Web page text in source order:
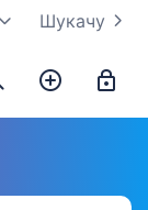
Шукачу